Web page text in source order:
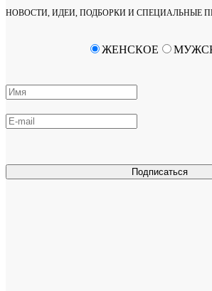
НОВОСТИ, ИДЕИ, ПОДБОРКИ И СПЕЦИАЛЬНЫЕ
Подписаться
ЖЕНСКОЕ